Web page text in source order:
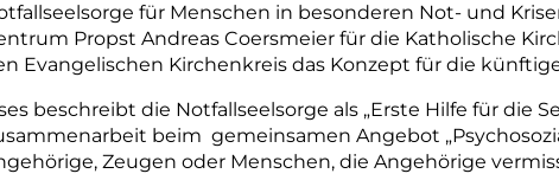
für Menschen in besonderen Not- und
Propst Andreas Coersmeier für die Katholische
Evangelischen Kirchenkreis das Konzept für die
beschreibt die Notfallseelsorge als „Erste Hilfe für die
beim gemeinsamen Angebot
Zeugen oder Menschen, die Angehörige